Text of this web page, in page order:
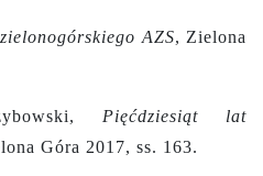
AZS, Zielona
Pięćdziesiąt lat
Góra 2017, ss. 163.